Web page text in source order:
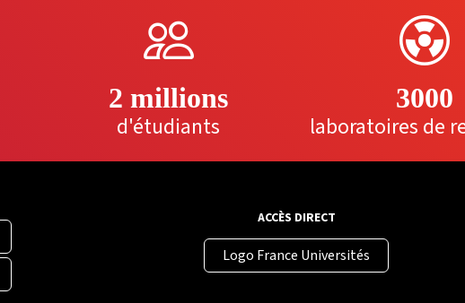
2 millions
d'étudiants
3000
laboratoires de
ACCÈS DIRECT
Logo France Universités